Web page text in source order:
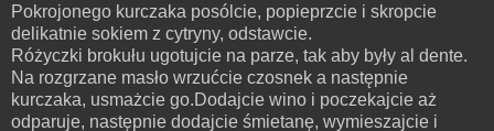
Pokrojonego kurczaka posólcie, popieprzcie i skropcie
delikatnie sokiem z cytryny, odstawcie.
Różyczki brokułu ugotujcie na parze, tak aby były al dente.
Na rozgrzane masło wrzućcie czosnek a następnie
kurczaka, usmażcie go.Dodajcie wino i poczekajcie aż
odparuje, następnie dodajcie śmietanę, wymieszajcie i